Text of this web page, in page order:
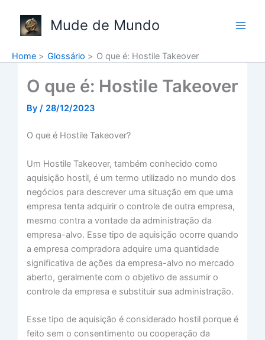
content
Mude de Mundo
Home Glossário O que é: Hostile Takeover
O que é: Hostile Takeover
By / 28/12/2023
O que é Hostile Takeover?
Um Hostile Takeover, também conhecido como
aquisição hostil, é um termo utilizado no mundo dos
negócios para descrever uma situação em que uma
empresa tenta adquirir o controle de outra empresa,
mesmo contra a vontade da administração da
empresa-alvo. Esse tipo de aquisição ocorre quando
a empresa compradora adquire uma quantidade
significativa de ações da empresa-alvo no mercado
aberto, geralmente com o objetivo de assumir o
controle da empresa e substituir sua administração.
Esse tipo de aquisição é considerado hostil porque é
feito sem o consentimento ou cooperação da